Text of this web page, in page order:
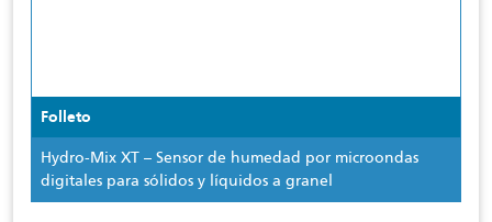
Folleto
Hydro-Mix XT – Sensor de humedad por microondas
digitales para sólidos y líquidos a granel